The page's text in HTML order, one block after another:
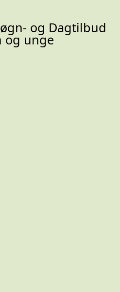
og Dagtilbud
og unge